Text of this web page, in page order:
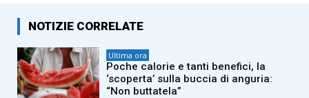
NOTIZIE CORRELATE
Ultima ora
Poche calorie e tanti benefici, la
‘scoperta’ sulla buccia di anguria:
“Non buttatela”